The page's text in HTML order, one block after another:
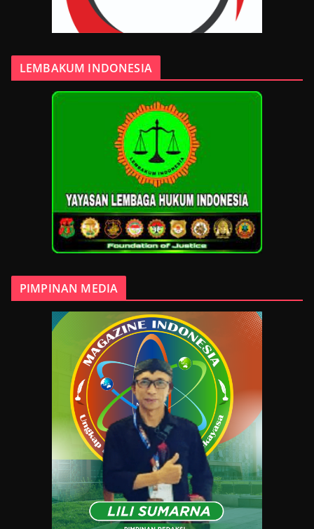
LEMBAKUM INDONESIA
PIMPINAN MEDIA